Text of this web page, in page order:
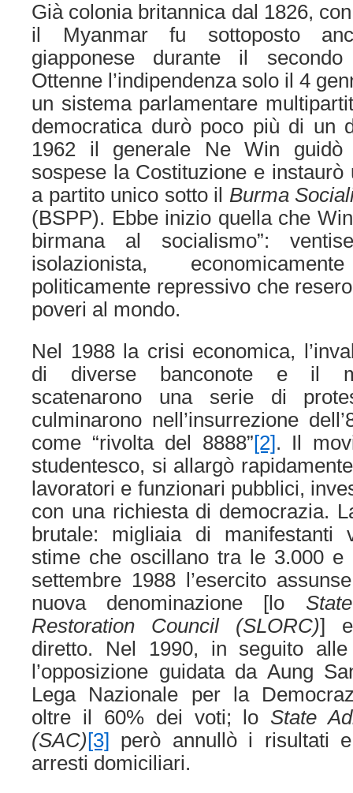
Già colonia britannica dal 1826,
il Myanmar fu sottoposto
giapponese durante il
Ottenne l’indipendenza solo il 4
un sistema parlamentare
democratica durò poco più di un
1962 il generale Ne Win
sospese la Costituzione e instaurò
a partito unico sotto il Burma
(BSPP). Ebbe inizio quella che
birmana al socialismo”:
isolazionista,
politicamente repressivo che
poveri al mondo.
Nel 1988 la crisi economica,
di diverse banconote e il
scatenarono una serie di
culminarono nell’insurrezione
come “rivolta del 8888”[2]. Il
studentesco, si allargò
lavoratori e funzionari pubblici,
con una richiesta di democrazia.
brutale: migliaia di manifestanti
stime che oscillano tra le 3.000 e
settembre 1988 l’esercito
nuova denominazione [lo
Restoration Council
(SLORC)] e
diretto. Nel 1990, in seguito alle
l’opposizione guidata da Aung
Lega Nazionale per la
oltre il 60% dei voti; lo State
(SAC) [3]
però annullò i risultati
arresti domiciliari.